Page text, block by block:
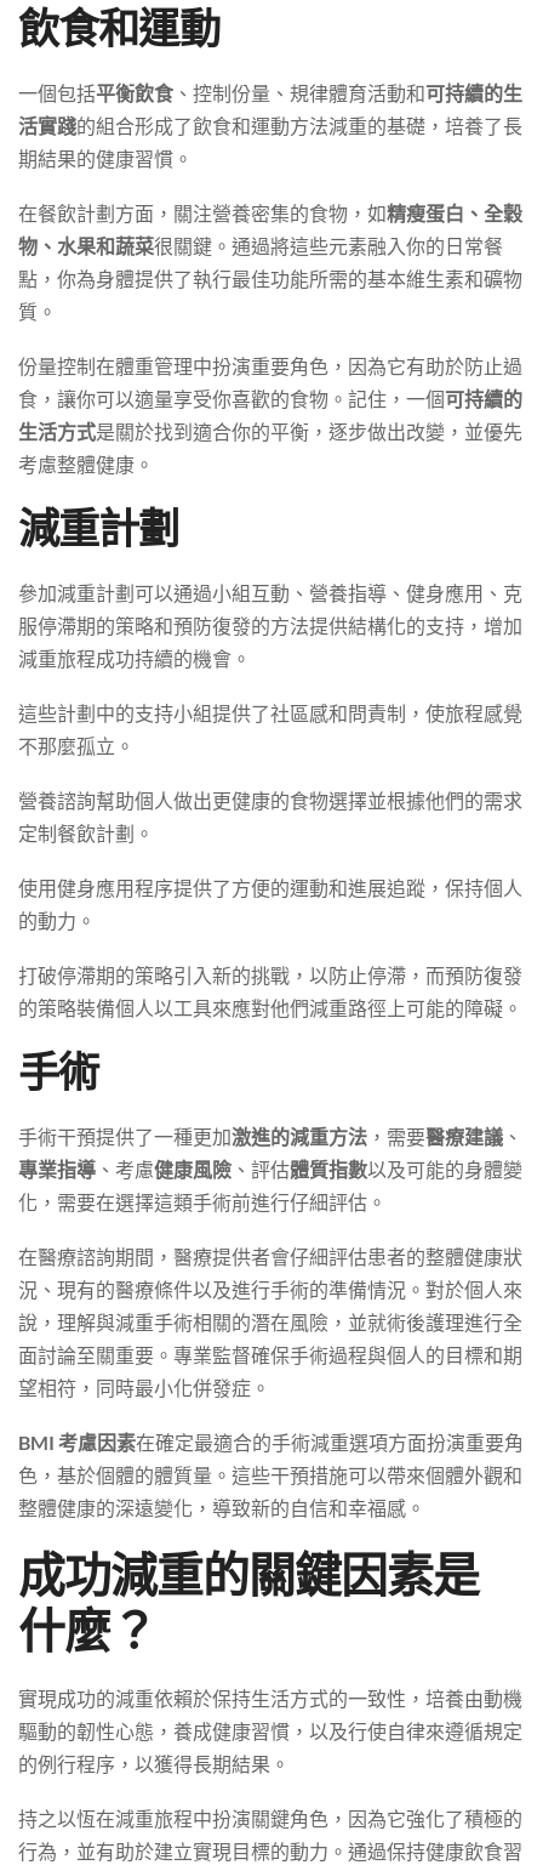
飲食和運動
一個包括平衡飲食 、控制份量、規律體育活動和可持續的生
活實踐的組合形成了飲食和運動方法減重的基礎，培養了長
期結果的健康習慣。
在餐飲計劃方面，關注營養密集的食物，如精瘦蛋白、全穀
物、水果和蔬菜很關鍵。通過將這些元素融入你的日常餐
點，你為身體提供了執行最佳功能所需的基本維生素和礦物
質。
份量控制在體重管理中扮演重要角色，因為它有助於防止過
食，讓你可以適量享受你喜歡的食物。記住，一個可持續的
生活方式是關於找到適合你的平衡，逐步做出改變，並優先
考慮整體健康。
減重計劃
參加減重計劃可以通過小組互動、營養指導、健身應用、克
服停滯期的策略和預防復發的方法提供結構化的支持，增加
減重旅程成功持續的機會。
這些計劃中的支持小組提供了社區感和問責制，使旅程感覺
不那麼孤立。
營養諮詢幫助個人做出更健康的食物選擇並根據他們的需求
定制餐飲計劃。
使用健身應用程序提供了方便的運動和進展追蹤，保持個人
的動力。
打破停滯期的策略引入新的挑戰，以防止停滯，而預防復發
的策略裝備個人以工具來應對他們減重路徑上可能的障礙。
手術
手術干預提供了一種更加激進的減重方法 ，需要醫療建議 、
專業指導 、考慮健康風險 、評估體質指數以及可能的身體變
化，需要在選擇這類手術前進行仔細評估。
在醫療諮詢期間，醫療提供者會仔細評估患者的整體健康狀
況、現有的醫療條件以及進行手術的準備情況。對於個人來
說，理解與減重手術相關的潛在風險，並就術後護理進行全
面討論至關重要。專業監督確保手術過程與個人的目標和期
望相符，同時最小化併發症。
BMI 考慮因素在確定最適合的手術減重選項方面扮演重要角
色，基於個體的體質量。這些干預措施可以帶來個體外觀和
整體健康的深遠變化，導致新的自信和幸福感。
成功減重的關鍵因素是
什麼？
實現成功的減重依賴於保持生活方式的一致性，培養由動機
驅動的韌性心態，養成健康習慣，以及行使自律來遵循規定
的例行程序，以獲得長期結果。
持之以恆在減重旅程中扮演關鍵角色，因為它強化了積極的
行為，並有助於建立實現目標的動力。通過保持健康飲食習